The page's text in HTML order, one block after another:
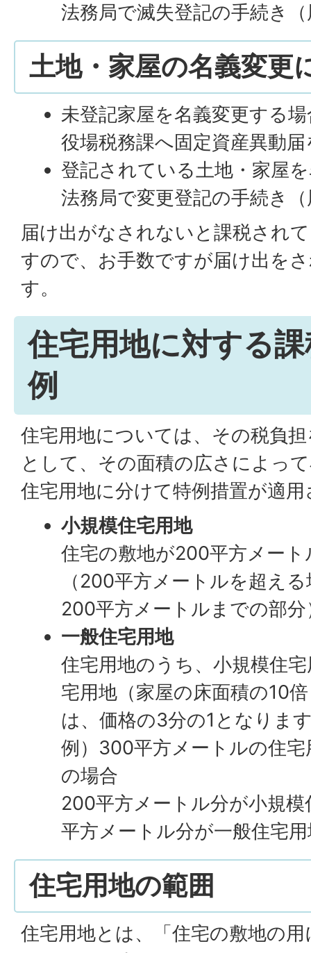
法務局で滅失登記の手続き
土地・家屋の名義変更
未登記家屋を名義変更する
役場税務課へ固定資産異動
登記されている土地・家屋
法務局で変更登記の手続き
届け出がなされないと課税され
すので、お手数ですが届け出を
す。
住宅用地に対する
例
住宅用地については、その税負
として、その面積の広さによっ
住宅用地に分けて特例措置が適
小規模住宅用地
住宅の敷地が200平方メート
（200平方メートルを超え
200平方メートルまでの部分
一般住宅用地
住宅用地のうち、小規模住
宅用地（家屋の床面積の10
は、価格の3分の1となりま
例）300平方メートルの住
の場合
200平方メートル分が小規
平方メートル分が一般住宅
住宅用地の範囲
住宅用地とは、「住宅の敷地の